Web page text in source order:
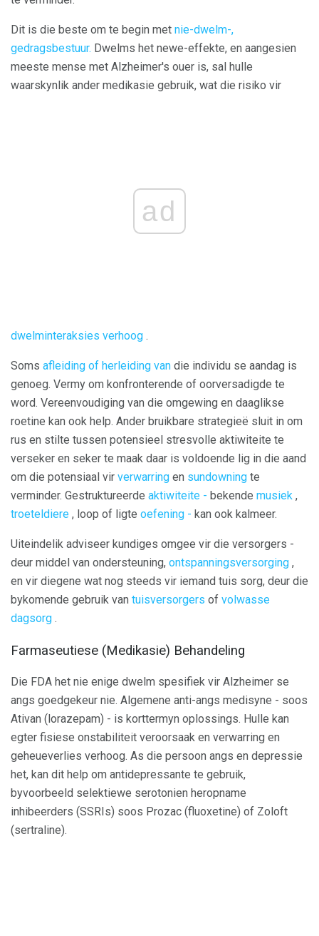
Dit is die beste om te begin met nie-dwelm-,
gedragsbestuur. Dwelms het newe-effekte, en aangesien
meeste mense met Alzheimer's ouer is, sal hulle
waarskynlik ander medikasie gebruik, wat die risiko vir
ad
dwelminteraksies verhoog .
Soms afleiding of herleiding van die individu se aandag is
genoeg. Vermy om konfronterende of oorversadigde te
word. Vereenvoudiging van die omgewing en daaglikse
roetine kan ook help. Ander bruikbare strategieë sluit in om
rus en stilte tussen potensieel stresvolle aktiwiteite te
verseker en seker te maak daar is voldoende lig in die aand
om die potensiaal vir verwarring en sundowning te
verminder. Gestruktureerde aktiwiteite - bekende musiek ,
troeteldiere , loop of ligte oefening - kan ook kalmeer.
Uiteindelik adviseer kundiges omgee vir die versorgers -
deur middel van ondersteuning, ontspanningsversorging ,
en vir diegene wat nog steeds vir iemand tuis sorg, deur die
bykomende gebruik van tuisversorgers of volwasse
dagsorg .
Farmaseutiese (Medikasie) Behandeling
Die FDA het nie enige dwelm spesifiek vir Alzheimer se
angs goedgekeur nie. Algemene anti-angs medisyne - soos
Ativan (lorazepam) - is korttermyn oplossings. Hulle kan
egter fisiese onstabiliteit veroorsaak en verwarring en
geheueverlies verhoog. As die persoon angs en depressie
het, kan dit help om antidepressante te gebruik,
byvoorbeeld selektiewe serotonien heropname
inhibeerders (SSRIs) soos Prozac (fluoxetine) of Zoloft
(sertraline).